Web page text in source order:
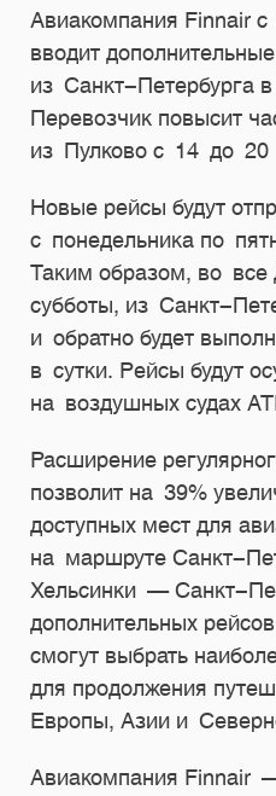
Авиакомпания Finnair
вводит
из Санкт-Петербурга
Перевозчик повысит
из Пулково с 14 до
Новые рейсы будут
с понедельника по
Таким образом, во все
субботы, из Санкт-
и обратно будет
в сутки. Рейсы будут
на воздушных судах
Расширение
позволит на 39%
доступных мест для
на маршруте Санкт-
Хельсинки — Санкт-
дополнительных
смогут выбрать
для продолжения
Европы, Азии и
Авиакомпания Finnair